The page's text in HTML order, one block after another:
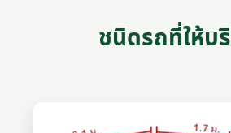
ชนิดรถที่ให้บ